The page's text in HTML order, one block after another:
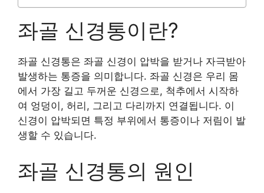
좌골 신경통이란?
좌골 신경통은 좌골 신경이 압박을 받거나 자극받아
발생하는 통증을 의미합니다. 좌골 신경은 우리 몸
에서 가장 길고 두꺼운 신경으로, 척추에서 시작하
여 엉덩이, 허리, 그리고 다리까지 연결됩니다. 이
신경이 압박되면 특정 부위에서 통증이나 저림이 발
생할 수 있습니다.
좌골 신경통의 원인